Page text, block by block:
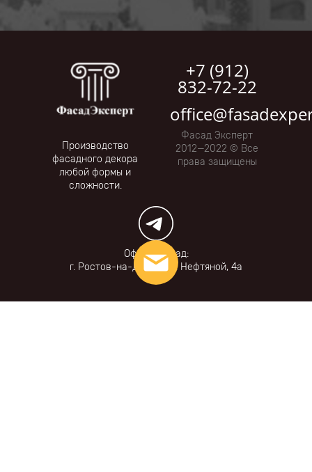
Производство
фасадного декора
любой формы и
сложности.
+7 (912)
832-72-22
Фасад Эксперт
2012—2022 © Все
права защищены
Офис и склад:
г. Ростов-на-Дону, пер. Нефтяной, 4а